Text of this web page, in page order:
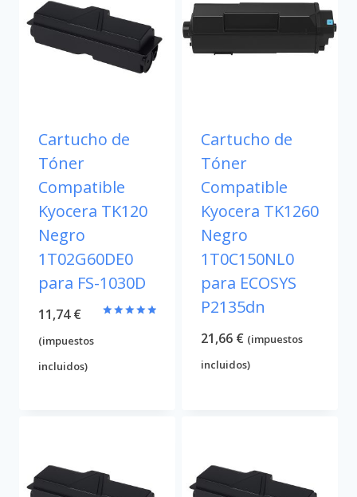
Cartucho de
Tóner
Compatible
Kyocera TK120
Negro
1T02G60DE0
para FS-1030D
11,74€
(impuestos
incluidos)
Cartucho de
Tóner
Compatible
Kyocera TK1260
Negro
1T0C150NL0
para ECOSYS
P2135dn
21,66 € (impuestos
incluidos)